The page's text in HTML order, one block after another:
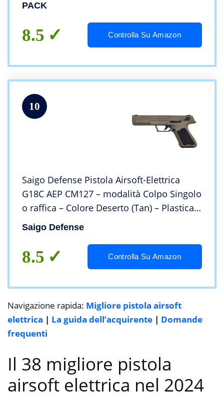
PACK
8.5 Controlla Su Amazon
10
Saigo Defense Pistola Airsoft-Elettrica
G18C AEP CM127 – modalità Colpo Singolo
o raffica – Colore Deserto (Tan) – Plastica e
Metallo – Potenza 0.5 Joule
Saigo Defense
8.5 Controlla Su Amazon
Navigazione rapida: Migliore pistola airsoft
elettrica | La guida dell’acquirente | Domande
frequenti
Il 38 migliore pistola
airsoft elettrica nel 2024